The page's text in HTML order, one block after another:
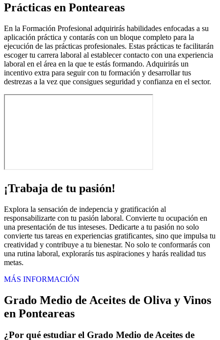
Prácticas en Ponteareas
En la Formación Profesional adquirirás habilidades enfocadas a su
aplicación práctica y contarás con un bloque completo para la
ejecución de las prácticas profesionales. Estas prácticas te facilitarán
escoger tu carrera laboral al establecer contacto con una experiencia
laboral en el área en la que te estás formando. Adquirirás un
incentivo extra para seguir con tu formación y desarrollar tus
destrezas a la vez que consigues seguridad y confianza en el sector.
¡Trabaja de tu pasión!
Explora la sensación de indepencia y gratificación al
responsabilizarte con tu pasión laboral. Convierte tu ocupación en
una presentación de tus inteseses. Dedicarte a tu pasión no solo
convierte tus tareas en experiencias gratificantes, sino que impulsa tu
creatividad y contribuye a tu bienestar. No solo te conformarás con
una rutina laboral, explorarás tus aspiraciones y harás realidad tus
metas.
MÁS INFORMACIÓN
Grado Medio de Aceites de Oliva y Vinos
en Ponteareas
¿Por qué estudiar el Grado Medio de Aceites de